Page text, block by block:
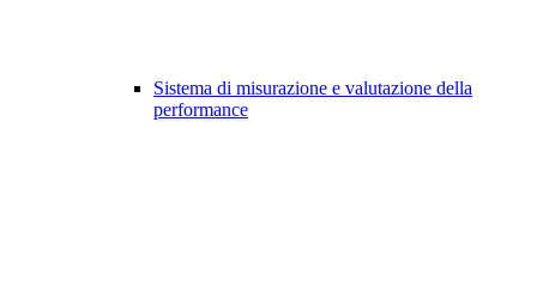
Sistema di misurazione e valutazione della
performance